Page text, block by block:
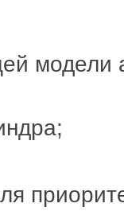
модели